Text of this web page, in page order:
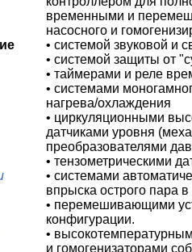
временными и
насосного и
• системой звуковой и
• системой защиты от
• таймерами и реле
• системами
нагрева/охлаждения
• циркуляционными
датчиками уровня
преобразователями
• тензометрическими
• системами
впрыска острого пара в
• перемешивающими
конфигурации.
•
и гомогенизаторами